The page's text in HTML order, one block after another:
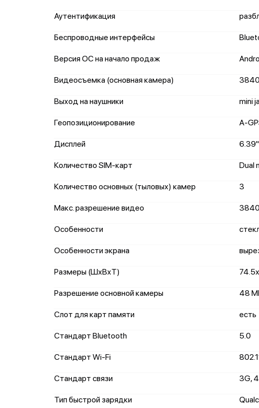
Аутентификация
Беспроводные интерфейсы
Версия ОС на начало продаж
Видеосъемка (основная камера)
Выход на наушники mini
Геопозиционирование A-
Дисплей 6.39"
Количество SIM-карт Dual
Количество основных (тыловых) камер 3
Макс. разрешение видео
Особенности
Особенности экрана
Размеры (ШxВxТ)
Разрешение основной камеры 48
Слот для карт памяти есть
Стандарт Bluetooth 5.0
Стандарт Wi-Fi
Стандарт связи 3G,
Тип быстрой зарядки